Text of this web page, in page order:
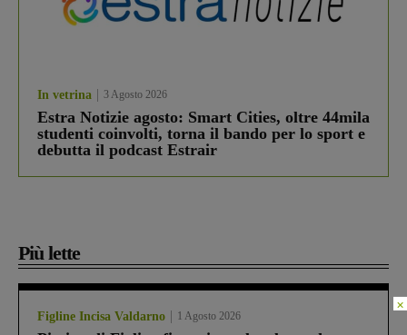
In vetrina 3 Agosto 2026
Estra Notizie agosto: Smart Cities, oltre 44mila
studenti coinvolti, torna il bando per lo sport e
debutta il podcast Estrair
Più lette
Figline Incisa Valdarno 1 Agosto 2026
×